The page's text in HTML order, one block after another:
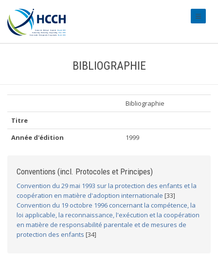
BIBLIOGRAPHIE
Bibliographie
Titre
Année d'édition
1999
Conventions (incl. Protocoles et Principes)
Convention du 29 mai 1993 sur la protection des enfants et la
coopération en matière d'adoption internationale [33]
Convention du 19 octobre 1996 concernant la compétence, la
loi applicable, la reconnaissance, l'exécution et la coopération
en matière de responsabilité parentale et de mesures de
protection des enfants [34]